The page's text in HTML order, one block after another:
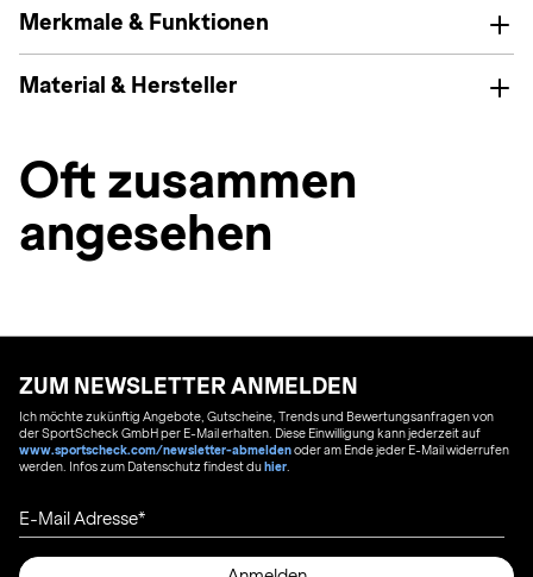
Merkmale & Funktionen
Material & Hersteller
Oft zusammen
angesehen
ZUM NEWSLETTER ANMELDEN
Ich möchte zukünftig Angebote, Gutscheine, Trends und Bewertungsanfragen von
der SportScheck GmbH per E-Mail erhalten. Diese Einwilligung kann jederzeit auf
www.sportscheck.com/newsletter-abmeldenoder am Ende jeder E-Mail widerrufen
werden. Infos zum Datenschutz findest duhier
E-Mail Adresse